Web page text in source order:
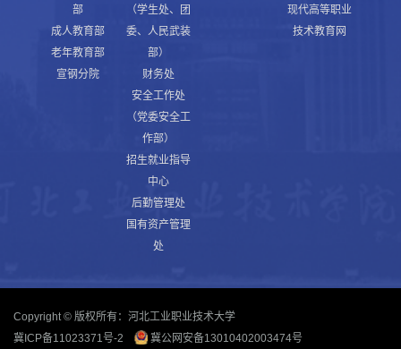
部
成人教育部
老年教育部
宣钢分院
（学生处、团
委、人民武装
部）
财务处
安全工作处
（党委安全工
作部）
招生就业指导
中心
后勤管理处
国有资产管理
处
现代高等职业
技术教育网
Copyright © 版权所有：河北工业职业技术大学
冀ICP备11023371号-2
冀公网安备13010402003474号